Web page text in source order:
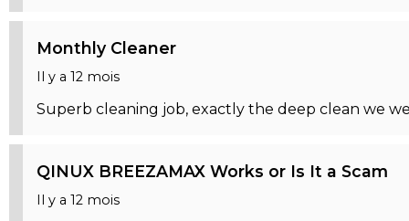
Monthly Cleaner
Il y a 12 mois
Superb cleaning job, exactly the deep clean we
QINUX BREEZAMAX Works or Is It a Scam
Il y a 12 mois